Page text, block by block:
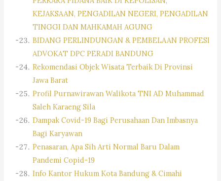
KEJAKSAAN, PENGADILAN NEGERI, PENGADILAN
TINGGI DAN MAHKAMAH AGUNG
BIDANG PERLINDUNGAN & PEMBELAAN PROFESI
ADVOKAT DPC PERADI BANDUNG
Rekomendasi Objek Wisata Terbaik Di Provinsi
Jawa Barat
Profil Purnawirawan Walikota TNI AD Muhammad
Saleh Karaeng Sila
Dampak Covid-19 Bagi Perusahaan Dan Imbasnya
Bagi Karyawan
Penasaran, Apa Sih Arti Normal Baru Dalam
Pandemi Copid-19
Info Kantor Hukum Kota Bandung & Cimahi